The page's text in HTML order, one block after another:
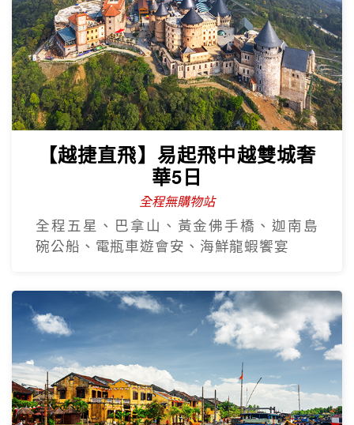
【越捷直飛】易起飛中越雙城奢
華5日
全程無購物站
全程五星、巴拿山、黃金佛手橋、迦南島
碗公船、電瓶車遊會安、海鮮龍蝦饗宴